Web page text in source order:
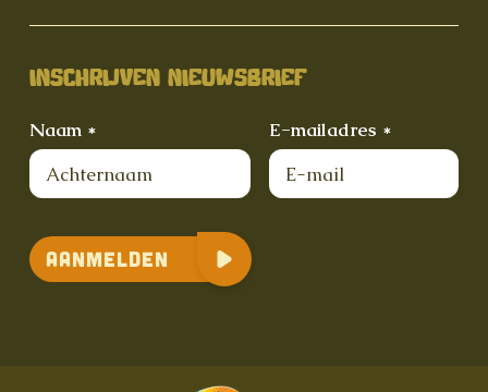
INSCHRIJVEN NIEUWSBRIEF
Naam * E-mailadres *
Aanmelden